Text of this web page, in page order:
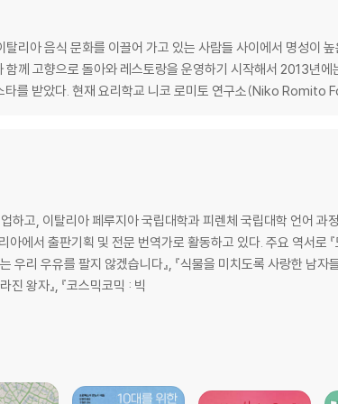
스
탈리아 음식 문화를 이끌어 가고 있는 사람들 사이에서 명성
함께 고향으로 돌아와 레스토랑을 운영하기 시작해서 2013
를 받았다. 현재 요리학교 니코 로미토 연구소(Niko Romito
하고, 이탈리아 페루지아 국립대학과 피렌체 국립대학 언어 과
활동하고 있다. 주요 역서로 『모든 순간의 물리학: 우리는 누구인가라는 물음에 대한 물리학의 대
우리 우유를 팔지 않겠습니다』, 『식물을 미치도록 사랑한 남자들
왕자』, 『코스믹코믹 : 빅